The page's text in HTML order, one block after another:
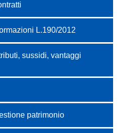
L.190/2012
sussidi, vantaggi
patrimonio